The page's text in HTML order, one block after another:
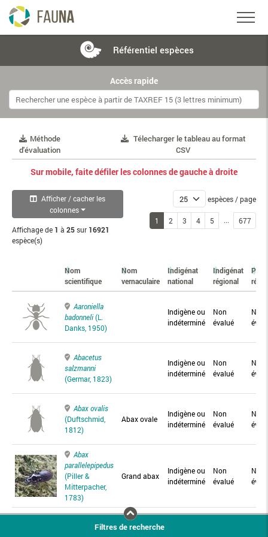
Référentiel espèces
Accès rapide
Méthode
d'évaluation
Télecharger le tableau au format
CSV
Sur mobile, faite défiler les colonnes de gauche à droite
Afficher / cacher les
colonnes
Affichage de 1 à 25sur 16921
espèce(s)
espèces / page
1 2 3 4 5 ... 677
Nom
scientifique
Nom
vernaculaire
Indigénat
national
Indigénat
régional
Aaroniella
badonneli(L.
Danks, 1950)
Indigène ou
indéterminé
Non
évalué
Non
Abacetus
salzmanni
(Germar, 1823)
Indigène ou
indéterminé
Non
évalué
Non
Abax ovalis
(Duftschmid,
1812)
Abax ovale
Indigène ou
indéterminé
Non
évalué
Non
Abax
parallelepipedus
(Piller &
Mitterpacher,
1783)
Grand abax
Indigène ou
indéterminé
Non
évalué
Non
Abax
Abax
Filtres de recherche